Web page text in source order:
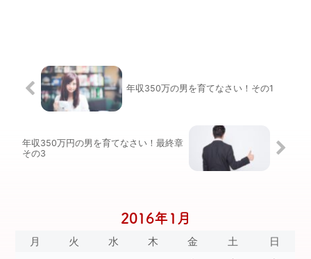
年収350万の男を育てなさい！その1
年収350万円の男を育てなさい！最終章
その3
2016年1月
月 火 水 木 金 土 日